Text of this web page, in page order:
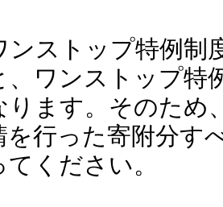
ストップ特例制
、ワンストップ特
ります。そのため
を行った寄附分す
ください。